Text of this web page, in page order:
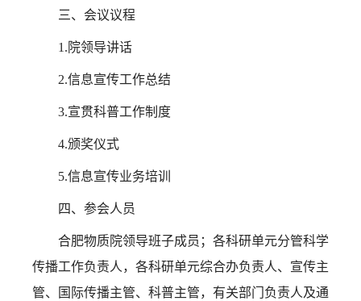
三、会议议程
1. 院领导讲话
2.信息宣传工作总结
3.宣贯科普工作制度
4.颁奖仪式
5.信息宣传业务培训
四、参会人员
合肥物质院领导班子成员；各科研单元分管科学
传播工作负责人，各科研单元综合办负责人、宣传主
管、国际传播主管、科普主管，有关部门负责人及通